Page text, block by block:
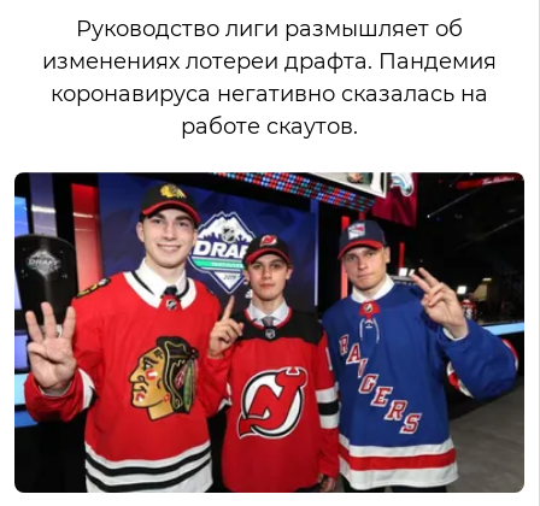
Руководство лиги размышляет об
изменениях лотереи драфта. Пандемия
коронавируса негативно сказалась на
работе скаутов.